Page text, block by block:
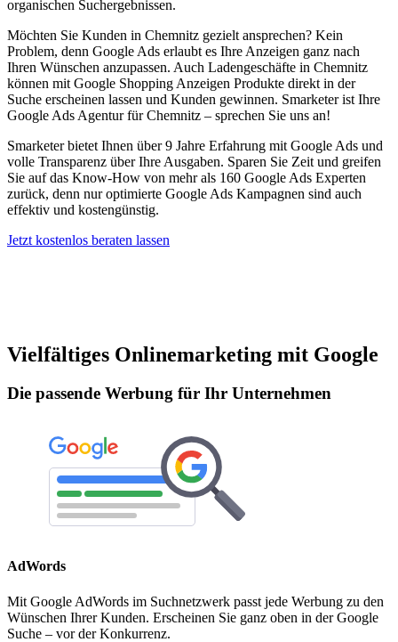
organischen Suchergebnissen.
Möchten Sie Kunden in Chemnitz gezielt ansprechen? Kein
Problem, denn Google Ads erlaubt es Ihre Anzeigen ganz nach
Ihren Wünschen anzupassen. Auch Ladengeschäfte in Chemnitz
können mit Google Shopping Anzeigen Produkte direkt in der
Suche erscheinen lassen und Kunden gewinnen. Smarketer ist Ihre
Google Ads Agentur für Chemnitz – sprechen Sie uns an!
Smarketer bietet Ihnen über 9 Jahre Erfahrung mit Google Ads und
volle Transparenz über Ihre Ausgaben. Sparen Sie Zeit und greifen
Sie auf das Know-How von mehr als 160 Google Ads Experten
zurück, denn nur optimierte Google Ads Kampagnen sind auch
effektiv und kostengünstig.
Jetzt kostenlos beraten lassen
Vielfältiges Onlinemarketing mit Google
Die passende Werbung für Ihr Unternehmen
AdWords
Mit Google AdWords im Suchnetzwerk passt jede Werbung zu den
Wünschen Ihrer Kunden. Erscheinen Sie ganz oben in der Google
Suche – vor der Konkurrenz.